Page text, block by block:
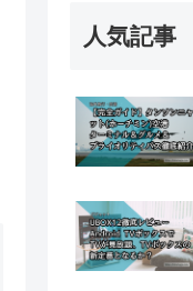
人気記事